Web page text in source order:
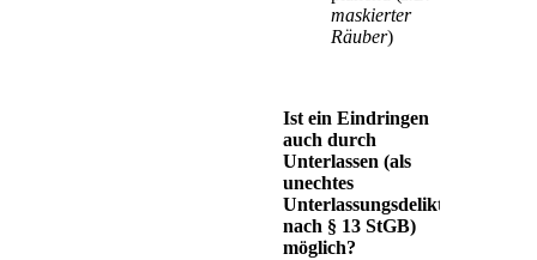
maskierter
Räuber)
Ist ein Eindringen
auch durch
Unterlassen (als
unechtes
Unterlassungsdelikt
nach § 13 StGB)
möglich?